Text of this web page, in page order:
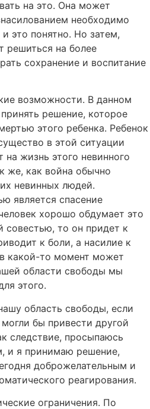
на это. Она может
необходимо
это понятно. Но затем,
решиться на более
сохранение и воспитание
возможности. В данном
решение, которое
этого ребенка. Ребенок
в этой ситуации
на жизнь этого невинного
же, как война обычно
невинных людей.
является спасение
хорошо обдумает это
совестью, то он придет к
к боли, а насилие к
какой-то момент может
области свободы мы
этого.
область свободы, если
бы привести другой
следствие, просыпаюсь
и я принимаю решение,
доброжелательным и
реагирования.
ограничения. По